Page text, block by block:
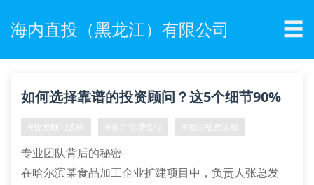
海内直投（黑龙江）有限公司 ☰
如何选择靠谱的投资顾问？这5个细节90%
企业都忽略了
#投资顾问选择 #资产管理技巧 #项目融资流程
专业团队背后的秘密
在哈尔滨某食品加工企业扩建项目中，负责人张总发